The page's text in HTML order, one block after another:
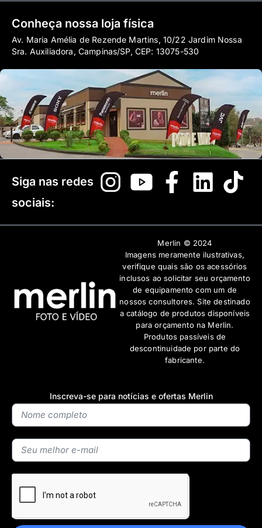
Inscreva-se para notícias e ofertas Merlin
Conheça nossa loja física
Av. Maria Amélia de Rezende Martins, 10/22 Jardim Nossa
Sra. Auxiliadora, Campinas/SP, CEP: 13075-530
Siga nas redes
sociais:
Merlin © 2024
Imagens meramente ilustrativas,
verifique quais são os acessórios
inclusos ao solicitar seu orçamento
de equipamento com um de
nossos consultores. Site destinado
a catálogo de produtos disponíveis
para orçamento na Merlin.
Produtos passíveis de
descontinuidade por parte do
fabricante.